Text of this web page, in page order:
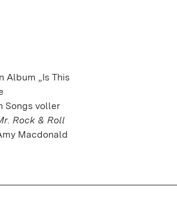
Album „Is This
Songs voller
Rock & Roll
Macdonald